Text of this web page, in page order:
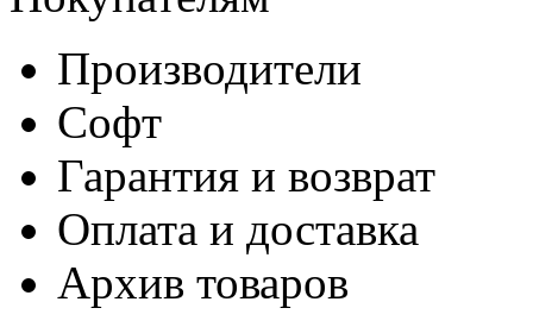
Производители
Софт
Гарантия и возврат
Оплата и доставка
Архив товаров